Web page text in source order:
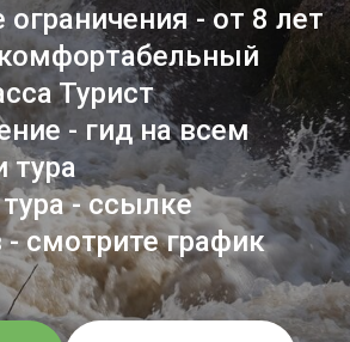
- от 8 лет
Турист
- гид на всем
тура
- ссылке
смотрите график